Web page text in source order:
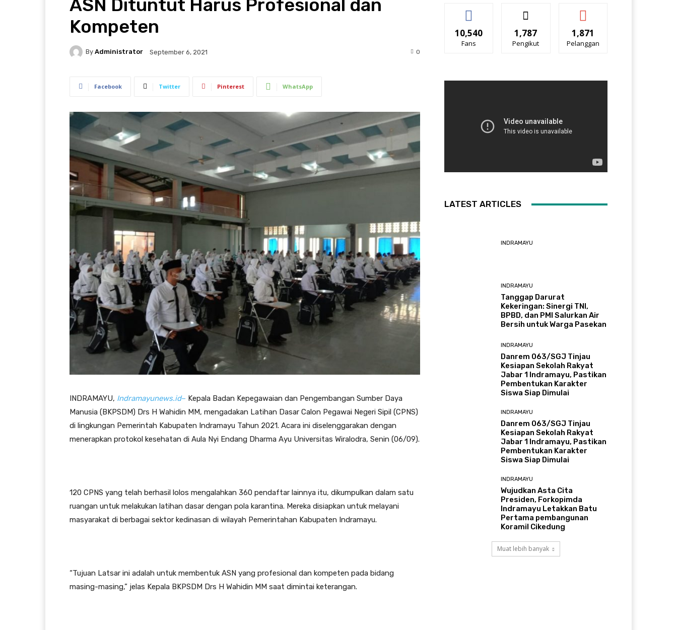
ASN Dituntut Harus Profesional dan
Kompeten
By Administrator September 6, 2021 0
Facebook Twitter Pinterest WhatsApp
INDRAMAYU, Indramayunews.id– Kepala Badan Kepegawaian dan Pengembangan Sumber Daya
Manusia (BKPSDM) Drs H Wahidin MM, mengadakan Latihan Dasar Calon Pegawai Negeri Sipil (CPNS)
di lingkungan Pemerintah Kabupaten Indramayu Tahun 2021. Acara ini diselenggarakan dengan
menerapkan protokol kesehatan di Aula Nyi Endang Dharma Ayu Universitas Wiralodra, Senin (06/09).
120 CPNS yang telah berhasil lolos mengalahkan 360 pendaftar lainnya itu, dikumpulkan dalam satu
ruangan untuk melakukan latihan dasar dengan pola karantina. Mereka disiapkan untuk melayani
masyarakat di berbagai sektor kedinasan di wilayah Pemerintahan Kabupaten Indramayu.
“Tujuan Latsar ini adalah untuk membentuk ASN yang profesional dan kompeten pada bidang
masing-masing,” jelas Kepala BKPSDM Drs H Wahidin MM saat dimintai keterangan.
10,540
Fans
1,787
Pengikut
1,871
Pelanggan
LATEST ARTICLES
INDRAMAYU
INDRAMAYU
​Tanggap Darurat
Kekeringan: Sinergi TNI,
BPBD, dan PMI Salurkan Air
Bersih untuk Warga Pasekan
INDRAMAYU
Danrem 063/SGJ Tinjau
Kesiapan Sekolah Rakyat
Jabar 1 Indramayu, Pastikan
Pembentukan Karakter
Siswa Siap Dimulai
INDRAMAYU
Danrem 063/SGJ Tinjau
Kesiapan Sekolah Rakyat
Jabar 1 Indramayu, Pastikan
Pembentukan Karakter
Siswa Siap Dimulai
INDRAMAYU
​Wujudkan Asta Cita
Presiden, Forkopimda
Indramayu Letakkan Batu
Pertama pembangunan
Koramil Cikedung
Muat lebih banyak